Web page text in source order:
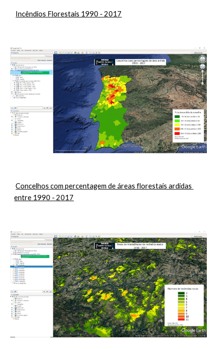
Incêndios Florestais 1990 - 2017
Concelhos com percentagem de áreas florestais ardidas
entre 1990 - 2017